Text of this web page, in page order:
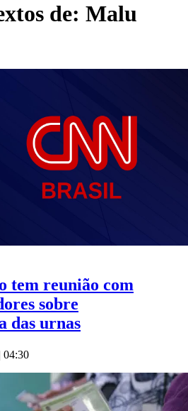
de: Malu
tem reunião com
sobre
das urnas
04:30